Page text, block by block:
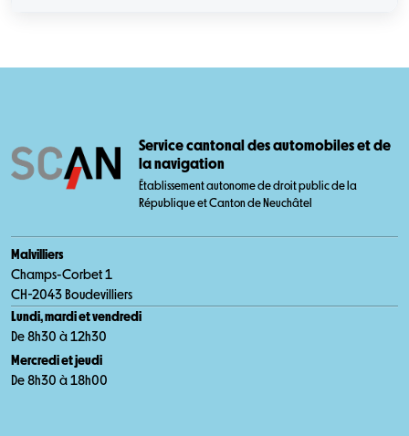
Service cantonal des automobiles et de
la navigation
Établissement autonome de droit public de la
République et Canton de Neuchâtel
Malvilliers
Champs-Corbet 1
CH-2043 Boudevilliers
Lundi, mardi et vendredi
De 8h30 à 12h30
Mercredi et jeudi
De 8h30 à 18h00